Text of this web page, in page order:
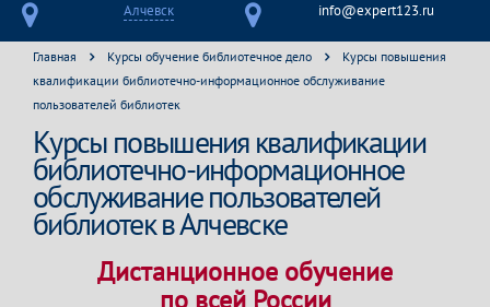
Алчевск info@expert123.ru
Главная Курсы обучение библиотечное дело
Курсы повышения
квалификации библиотечно-информационное обслуживание
пользователей библиотек
Курсы повышения квалификации
библиотечно-информационное
обслуживание пользователей
библиотек в Алчевске
Дистанционное обучение
по всей России